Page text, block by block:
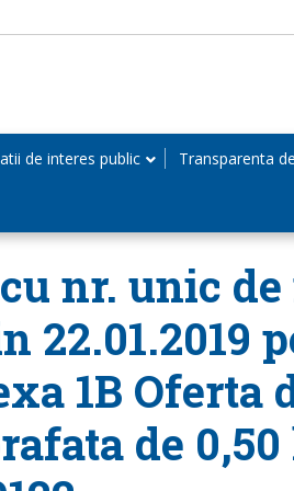
de interes public Transparenta
nr. unic
22.01.2019
1B
de